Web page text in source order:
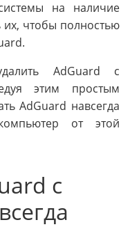
на наличие
их, чтобы полностью
AdGuard с
этим простым
AdGuard навсегда
от этой
с